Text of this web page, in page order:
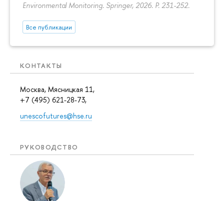
Environmental Monitoring. Springer, 2026. P. 231-252.
Все публикации
КОНТАКТЫ
Москва, Мясницкая 11,
+7 (495) 621-28-73,
unescofutures@hse.ru
РУКОВОДСТВО